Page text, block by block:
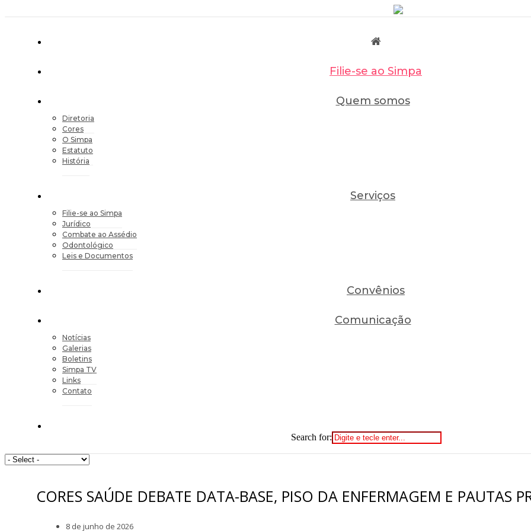
Filie-se ao Simpa
Quem somos
Diretoria
Cores
O Simpa
Estatuto
História
Serviços
Filie-se ao Simpa
Jurídico
Combate ao Assédio
Odontológico
Leis e Documentos
Convênios
Comunicação
Notícias
Galerias
Boletins
Simpa TV
Links
Contato
Search for:
CORES SAÚDE DEBATE DATA-BASE, PISO DA ENFERMAGEM E PAUTAS
8 de junho de 2026